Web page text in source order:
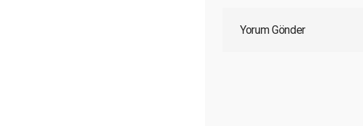
Yorum Gönder